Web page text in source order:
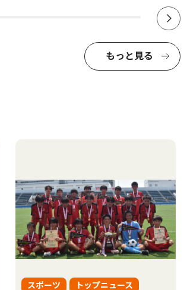
もっと見る
スポーツ トップニュース